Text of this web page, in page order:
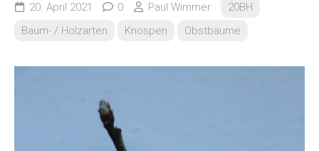
20. April 2021 0 Paul Wimmer
20BH
Bäum- / Holzarten
Knospen Obstbäume